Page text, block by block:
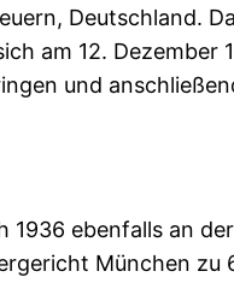
Deutschland.
am 12.
und
1936 ebenfalls an
München